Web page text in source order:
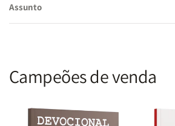
Assunto
Campeões de venda